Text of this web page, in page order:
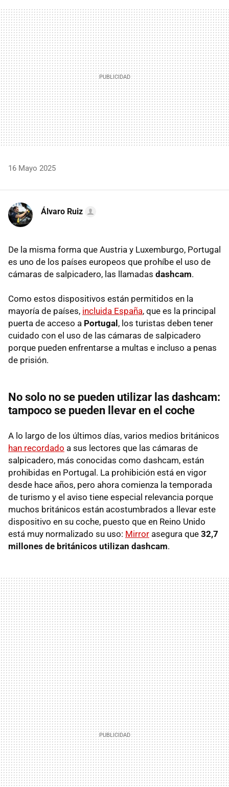
MAIL
16 Mayo 2025
Álvaro Ruiz
De la misma forma que Austria y Luxemburgo, Portugal
es uno de los países europeos que prohíbe el uso de
cámaras de salpicadero, las llamadas dashcam.
Como estos dispositivos están permitidos en la
mayoría de países, incluida España, que es la principal
puerta de acceso a Portugal, los turistas deben tener
cuidado con el uso de las cámaras de salpicadero
porque pueden enfrentarse a multas e incluso a penas
de prisión.
No solo no se pueden utilizar las dashcam:
tampoco se pueden llevar en el coche
A lo largo de los últimos días, varios medios británicos
han recordado a sus lectores que las cámaras de
salpicadero, más conocidas como dashcam, están
prohibidas en Portugal. La prohibición está en vigor
desde hace años, pero ahora comienza la temporada
de turismo y el aviso tiene especial relevancia porque
muchos británicos están acostumbrados a llevar este
dispositivo en su coche, puesto que en Reino Unido
está muy normalizado su uso: Mirror asegura que 32,7
millones de británicos utilizan dashcam.